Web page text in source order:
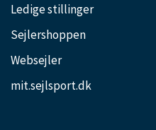
Ledige stillinger
Sejlershoppen
Websejler
mit.sejlsport.dk